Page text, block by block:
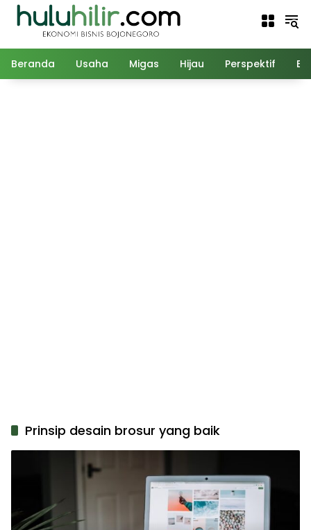
Langsung
Beranda Usaha Migas Hijau Perspektif
Prinsip desain brosur yang baik